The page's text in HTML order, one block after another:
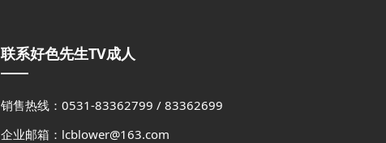
联系好色先生TV成人
销售热线：0531-83362799 / 83362699
企业邮箱：lcblower@163.com